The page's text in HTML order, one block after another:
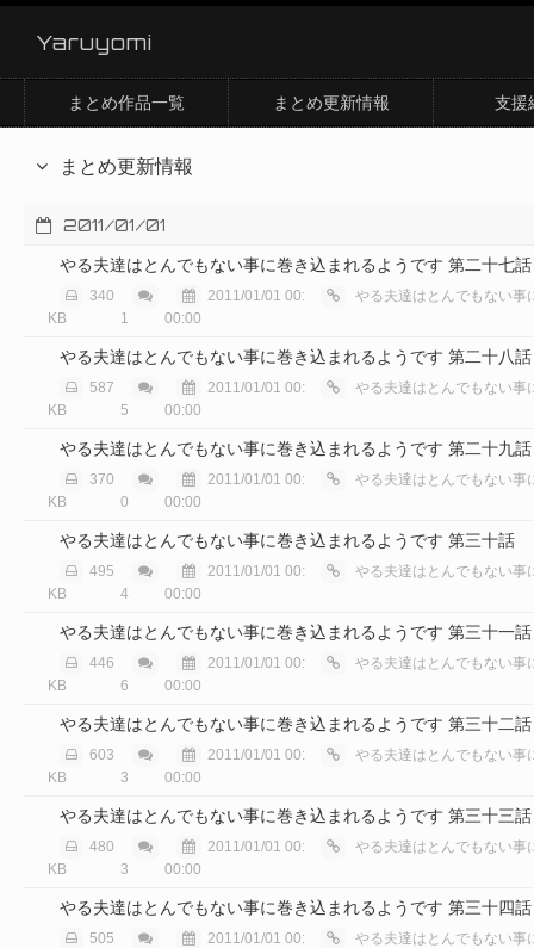
Yaruyomi
まとめ作品一覧 まとめ更新情報 支援
まとめ更新情報
2011/01/01
やる夫達はとんでもない事に巻き込まれるようです 第二十七話
340
KB
1
2011/01/01 00:
00:00
やる夫達はとんでもない事に巻き込
やる夫達はとんでもない事に巻き込まれるようです 第二十八話
587
KB
5
2011/01/01 00:
00:00
やる夫達はとんでもない事に巻き込
やる夫達はとんでもない事に巻き込まれるようです 第二十九話
370
KB
0
2011/01/01 00:
00:00
やる夫達はとんでもない事に巻き込
やる夫達はとんでもない事に巻き込まれるようです 第三十話
495
KB
4
2011/01/01 00:
00:00
やる夫達はとんでもない事に巻き込
やる夫達はとんでもない事に巻き込まれるようです 第三十一話
446
KB
6
2011/01/01 00:
00:00
やる夫達はとんでもない事に巻き込
やる夫達はとんでもない事に巻き込まれるようです 第三十二話
603
KB
3
2011/01/01 00:
00:00
やる夫達はとんでもない事に巻き込
やる夫達はとんでもない事に巻き込まれるようです 第三十三話
480
KB
3
2011/01/01 00:
00:00
やる夫達はとんでもない事に巻き込
やる夫達はとんでもない事に巻き込まれるようです 第三十四話
505
2011/01/01 00:
やる夫達はとんでもない事に巻き込